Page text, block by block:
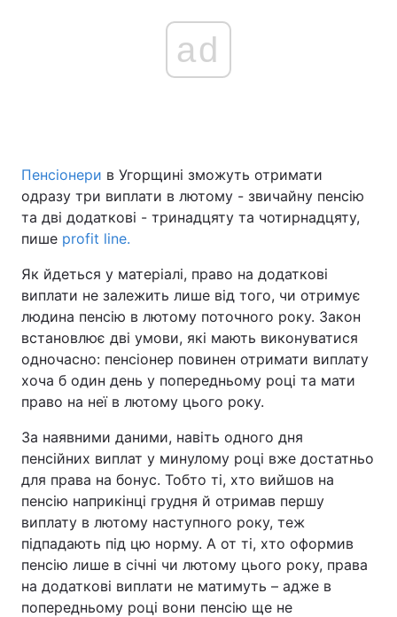
ad
Пенсіонери в Угорщині зможуть отримати
одразу три виплати в лютому - звичайну пенсію
та дві додаткові - тринадцяту та чотирнадцяту,
пише profit line.
Як йдеться у матеріалі, право на додаткові
виплати не залежить лише від того, чи отримує
людина пенсію в лютому поточного року. Закон
встановлює дві умови, які мають виконуватися
одночасно: пенсіонер повинен отримати виплату
хоча б один день у попередньому році та мати
право на неї в лютому цього року.
За наявними даними, навіть одного дня
пенсійних виплат у минулому році вже достатньо
для права на бонус. Тобто ті, хто вийшов на
пенсію наприкінці грудня й отримав першу
виплату в лютому наступного року, теж
підпадають під цю норму. А от ті, хто оформив
пенсію лише в січні чи лютому цього року, права
на додаткові виплати не матимуть – адже в
попередньому році вони пенсію ще не